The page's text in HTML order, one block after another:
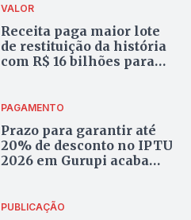
VALOR
Receita paga maior lote
de restituição da história
com R$ 16 bilhões para
PAGAMENTO
Prazo para garantir até
20% de desconto no IPTU
2026 em Gurupi acaba
PUBLICAÇÃO